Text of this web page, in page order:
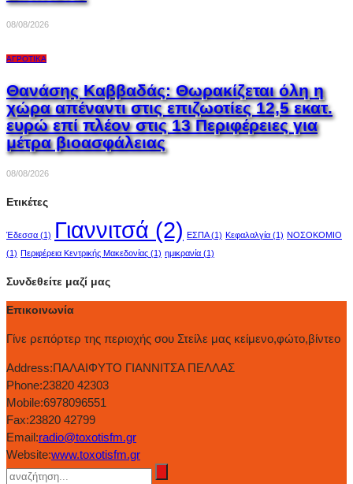
08/08/2026
ΑΓΡΟΤΙΚΆ
Θανάσης Καββαδάς: Θωρακίζεται όλη η
χώρα απέναντι στις επιζωοτίες 12,5 εκατ.
ευρώ επί πλέον στις 13 Περιφέρειες για
μέτρα βιοασφάλειας
08/08/2026
Ετικέτες
Έδεσσα (1) Γιαννιτσά (2) ΕΣΠΑ(1) Κεφαλαλγία (1) ΝΟΣΟΚΟΜΙΟ
(1) Περιφέρεια Κεντρικής Μακεδονίας (1) ημικρανία (1)
Συνδεθείτε μαζί μας
Επικοινωνία
Γίνε ρεπόρτερ της περιοχής σου Στείλε μας κείμενο,φώτο,βίντεο
Address:ΠΑΛΑΙΦΥΤΟ ΓΙΑΝΝΙΤΣΑ ΠΕΛΛΑΣ
Phone:23820 42303
Mobile:6978096551
Fax:23820 42799
Email:radio@toxotisfm.gr
Website:www.toxotisfm.gr